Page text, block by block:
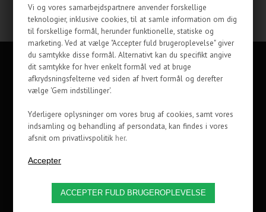
Vi og vores samarbejdspartnere anvender forskellige
teknologier, inklusive cookies, til at samle information om dig
til forskellige formål, herunder funktionelle, statiske og
marketing. Ved at vælge "Accepter fuld brugeroplevelse" giver
du samtykke disse formål. Alternativt kan du specifikt angive
dit samtykke for hver enkelt formål ved at bruge
afkrydsningsfelterne ved siden af hvert formål og derefter
vælge 'Gem indstillinger'.
Yderligere oplysninger om vores brug af cookies, samt vores
indsamling og behandling af persondata, kan findes i vores
afsnit om privatlivspolitik her.
KUNDESERVICE
INFORMATION
OM OS
FØLG COOLERKIT
Copyrights © 2002-2021 CoolerKit A/S